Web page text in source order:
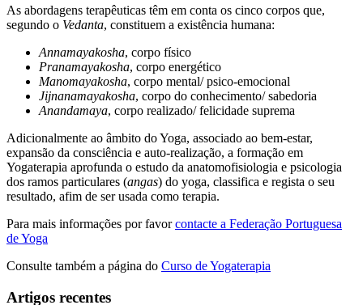
As abordagens terapêuticas têm em conta os cinco corpos que,
segundo o Vedanta, constituem a existência humana:
Annamayakosha, corpo físico
Pranamayakosha, corpo energético
Manomayakosha, corpo mental/ psico-emocional
Jijnanamayakosha, corpo do conhecimento/ sabedoria
Anandamaya, corpo realizado/ felicidade suprema
Adicionalmente ao âmbito do Yoga, associado ao bem-estar,
expansão da consciência e auto-realização, a formação em
Yogaterapia aprofunda o estudo da anatomofisiologia e psicologia
dos ramos particulares (angas) do yoga, classifica e regista o seu
resultado, afim de ser usada como terapia.
Para mais informações por favorcontacte a Federação Portuguesa
de Yoga
Consulte também a página do Curso de Yogaterapia
Artigos recentes